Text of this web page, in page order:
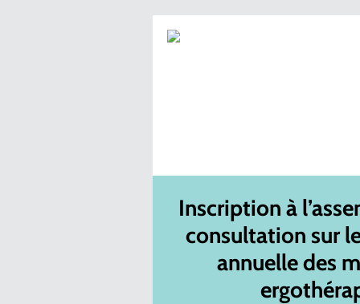
Inscription à
consultation sur
annuelle des